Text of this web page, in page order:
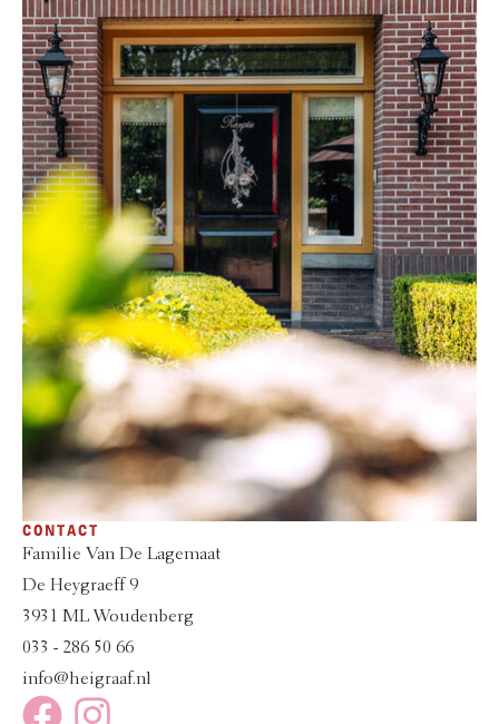
CONTACT
Familie Van De Lagemaat
De Heygraeff 9
3931 ML Woudenberg
033 - 286 50 66
info@heigraaf.nl